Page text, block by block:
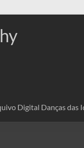
Digital Danças das